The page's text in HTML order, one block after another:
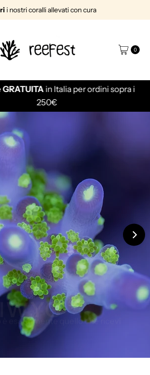
ai contenuti
i nostri coralli allevati con cura
0
in Italiaper ordini sopra i
250€
è esattamente quello che ricevi